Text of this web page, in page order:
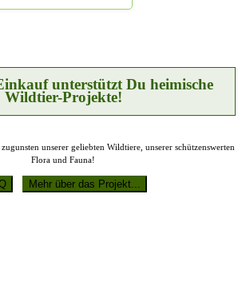
unterstützt Du heimische
Wildtier-Projekte!
unserer geliebten Wildtiere, unserer schützenswerten
Flora und Fauna!